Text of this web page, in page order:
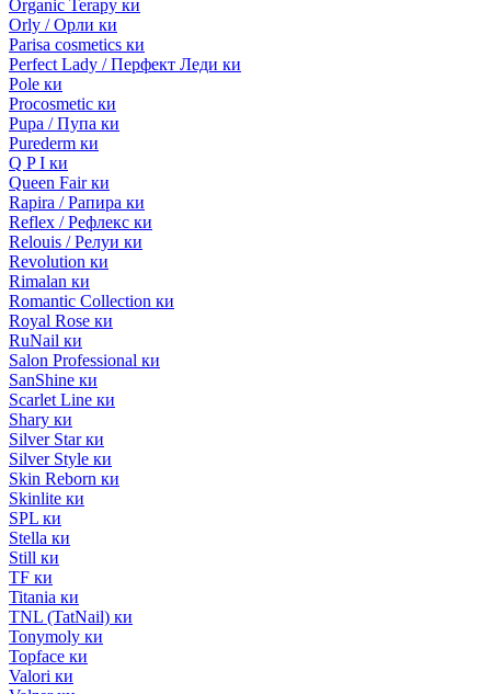
Organic Terapy ки
Orly / Орли ки
Parisa cosmetics ки
Perfect Lady / Перфект Леди ки
Pole ки
Procosmetic ки
Pupa / Пупа ки
Purederm ки
Q P I ки
Queen Fair ки
Rapira / Рапира ки
Reflex / Рефлекс ки
Relouis / Релуи ки
Revolution ки
Rimalan ки
Romantic Collection ки
Royal Rose ки
RuNail ки
Salon Professional ки
SanShine ки
Scarlet Line ки
Shary ки
Silver Star ки
Silver Style ки
Skin Reborn ки
Skinlite ки
SPL ки
Stella ки
Still ки
TF ки
Titania ки
TNL (TatNail) ки
Tonymoly ки
Topface ки
Valori ки